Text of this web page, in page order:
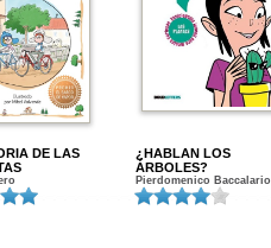
DE LAS
¿HABLAN LOS
ÁRBOLES?
Pierdomenico Baccalario